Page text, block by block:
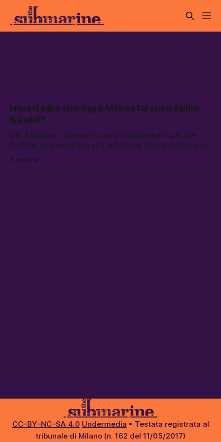
I nuovi bike sharing a Milano faranno fallire
BikeMi?
Ofo e Mobike, i due nuovi servizi di bike sharing in free
floating, rappresentano una pericolosa concorrenza per il
Abbiamo provato a capirlo.
2 ott 2017
CC–BY–NC–SA 4.0 Undermedia • Testata registrata al
tribunale di Milano (n. 162 del 11/05/2017)